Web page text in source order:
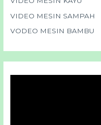
VIDEO MESIN SAMPAH
VODEO MESIN BAMBU